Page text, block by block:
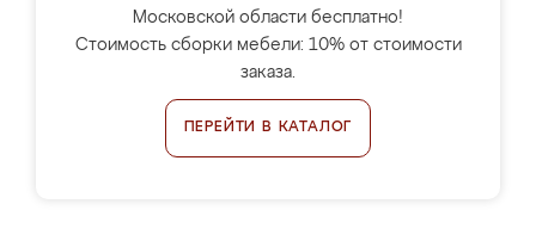
Московской области бесплатно!
Стоимость сборки мебели: 10% от стоимости
заказа.
ПЕРЕЙТИ В КАТАЛОГ